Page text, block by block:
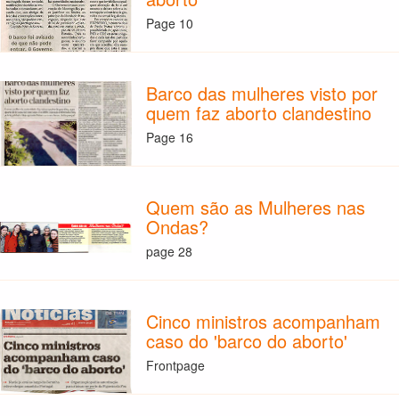
Page 10
Barco das mulheres visto por
quem faz aborto clandestino
Page 16
Quem são as Mulheres nas
Ondas?
page 28
Cinco ministros acompanham
caso do 'barco do aborto'
Frontpage